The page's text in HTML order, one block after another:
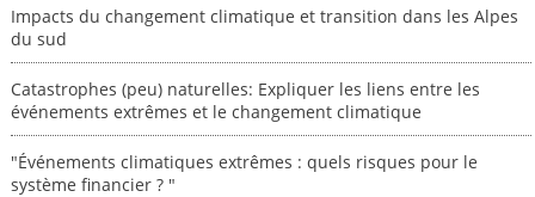
Impacts du changement climatique et transition dans les Alpes
du sud
Catastrophes (peu) naturelles: Expliquer les liens entre les
événements extrêmes et le changement climatique
"Événements climatiques extrêmes : quels risques pour le
système financier ? "